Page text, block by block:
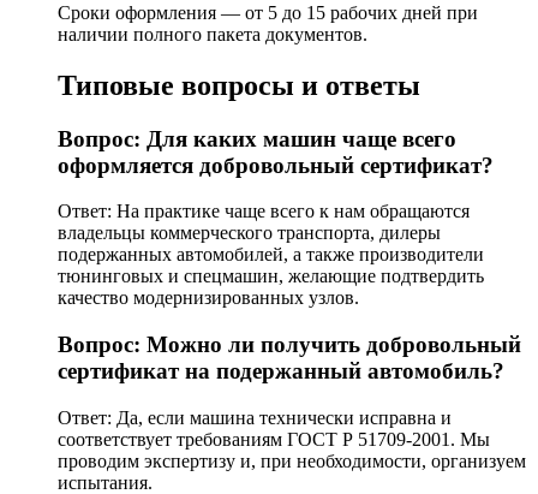
Сроки оформления — от 5 до 15 рабочих дней при
наличии полного пакета документов.
Типовые вопросы и ответы
Вопрос: Для каких машин чаще всего
оформляется добровольный сертификат?
Ответ: На практике чаще всего к нам обращаются
владельцы коммерческого транспорта, дилеры
подержанных автомобилей, а также производители
тюнинговых и спецмашин, желающие подтвердить
качество модернизированных узлов.
Вопрос: Можно ли получить добровольный
сертификат на подержанный автомобиль?
Ответ: Да, если машина технически исправна и
соответствует требованиям ГОСТ Р 51709-2001. Мы
проводим экспертизу и, при необходимости, организуем
испытания.